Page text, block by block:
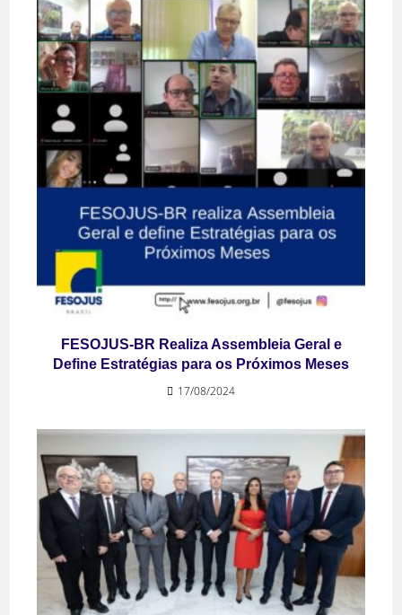
FESOJUS-BR Realiza Assembleia Geral e
Define Estratégias para os Próximos Meses
17/08/2024